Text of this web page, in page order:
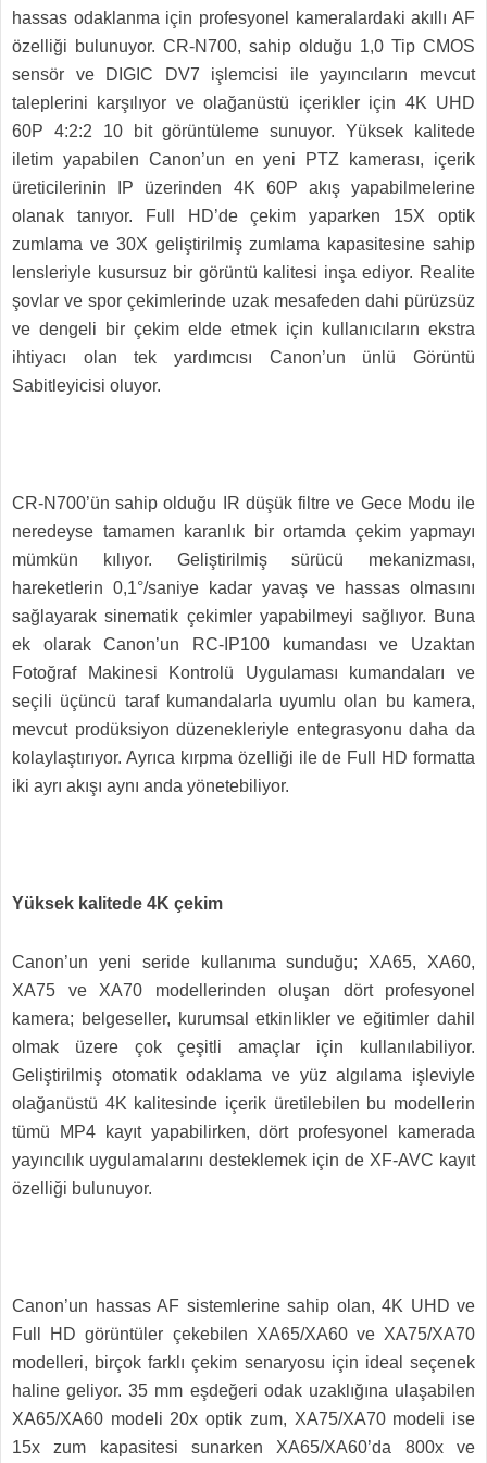
hassas odaklanma için profesyonel kameralardaki akıllı AF
özelliği bulunuyor. CR-N700, sahip olduğu 1,0 Tip CMOS
sensör ve DIGIC DV7 işlemcisi ile yayıncıların mevcut
taleplerini karşılıyor ve olağanüstü içerikler için 4K UHD
60P 4:2:2 10 bit görüntüleme sunuyor. Yüksek kalitede
iletim yapabilen Canon’un en yeni PTZ kamerası, içerik
üreticilerinin IP üzerinden 4K 60P akış yapabilmelerine
olanak tanıyor. Full HD’de çekim yaparken 15X optik
zumlama ve 30X geliştirilmiş zumlama kapasitesine sahip
lensleriyle kusursuz bir görüntü kalitesi inşa ediyor. Realite
şovlar ve spor çekimlerinde uzak mesafeden dahi pürüzsüz
ve dengeli bir çekim elde etmek için kullanıcıların ekstra
ihtiyacı olan tek yardımcısı Canon’un ünlü Görüntü
Sabitleyicisi oluyor.
CR-N700’ün sahip olduğu IR düşük filtre ve Gece Modu ile
neredeyse tamamen karanlık bir ortamda çekim yapmayı
mümkün kılıyor. Geliştirilmiş sürücü mekanizması,
hareketlerin 0,1°/saniye kadar yavaş ve hassas olmasını
sağlayarak sinematik çekimler yapabilmeyi sağlıyor. Buna
ek olarak Canon’un RC-IP100 kumandası ve Uzaktan
Fotoğraf Makinesi Kontrolü Uygulaması kumandaları ve
seçili üçüncü taraf kumandalarla uyumlu olan bu kamera,
mevcut prodüksiyon düzenekleriyle entegrasyonu daha da
kolaylaştırıyor. Ayrıca kırpma özelliği ile de Full HD formatta
iki ayrı akışı aynı anda yönetebiliyor.
Yüksek kalitede 4K çekim
Canon’un yeni seride kullanıma sunduğu; XA65, XA60,
XA75 ve XA70 modellerinden oluşan dört profesyonel
kamera; belgeseller, kurumsal etkinlikler ve eğitimler dahil
olmak üzere çok çeşitli amaçlar için kullanılabiliyor.
Geliştirilmiş otomatik odaklama ve yüz algılama işleviyle
olağanüstü 4K kalitesinde içerik üretilebilen bu modellerin
tümü MP4 kayıt yapabilirken, dört profesyonel kamerada
yayıncılık uygulamalarını desteklemek için de XF-AVC kayıt
özelliği bulunuyor.
Canon’un hassas AF sistemlerine sahip olan, 4K UHD ve
Full HD görüntüler çekebilen XA65/XA60 ve XA75/XA70
modelleri, birçok farklı çekim senaryosu için ideal seçenek
haline geliyor. 35 mm eşdeğeri odak uzaklığına ulaşabilen
XA65/XA60 modeli 20x optik zum, XA75/XA70 modeli ise
15x zum kapasitesi sunarken XA65/XA60’da 800x ve